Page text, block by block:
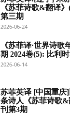
《苏菲诗歌&翻译
第三期
2026-06-24
《苏菲译·世界诗
期 2024卷(5): 比利
2026-06-14
苏菲英译 [中国重庆
条诗人《苏菲诗歌
刊第3期